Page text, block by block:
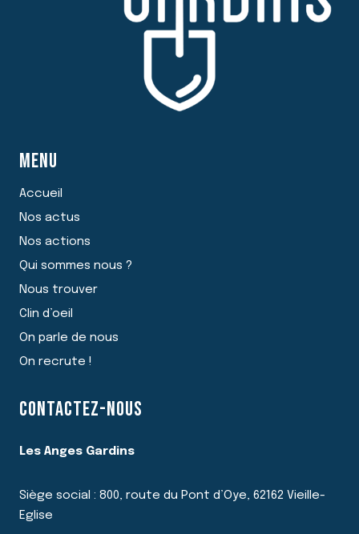
MENU
Accueil
Nos actus
Nos actions
Qui sommes nous ?
Nous trouver
Clin d’oeil
On parle de nous
On recrute !
CONTACTEZ-NOUS
Les Anges Gardins
Siège social : 800, route du Pont d’Oye, 62162 Vieille-
Eglise